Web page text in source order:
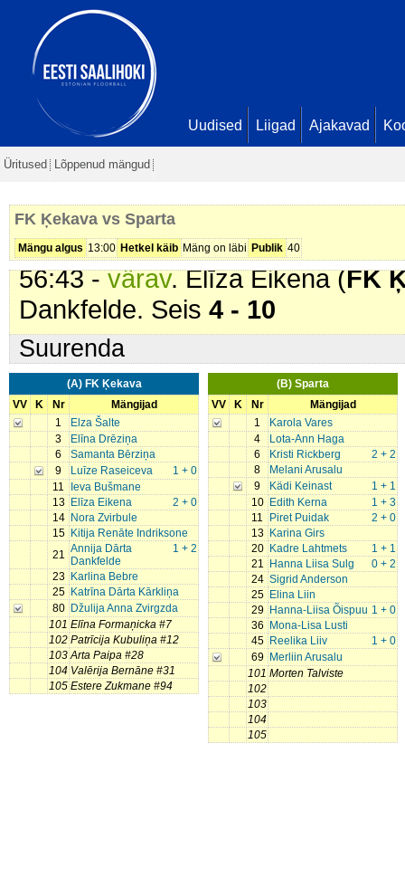
Uudised Liigad Ajakavad
Üritused Lõppenud mängud
FK Ķekava vs Sparta
Mängu algus 13:00 Hetkel käib Mäng on läbi Publik 40
21:03 -
värav
22:16 -omavärav
25:22 -värav
27:20 - värav . Luīze Raseiceva (
Dankfelde. Seis2 - 8
52:52 -värav. Piret Puidak (
55:02 -värav. Piret Puidak (
56:43 -värav. Elīza Eikena (FK
Dankfelde. Seis 4 - 10
Suurenda
(A) FK Ķekava
VV
K Nr
Mängijad
1
Elza Šalte
3
Elīna Drēziņa
6
Samanta Bērziņa
9
1 + 0
Luīze Raseiceva
11
Ieva Bušmane
13
2 + 0
Elīza Eikena
14
Nora Zvirbule
15
Kitija Renāte Indriksone
21
1 + 2
Annija Dārta
Dankfelde
23
Karlina Bebre
25
Katrīna Dārta Kārkliņa
80
Džulija Anna Zvirgzda
101 Elīna Formaņicka #7
102 Patrīcija Kubuliņa #12
103 Arta Paipa #28
104 Valērija Bernāne #31
105 Estere Zukmane #94
(B) Sparta
VV
K Nr
Mängijad
1
Karola Vares
4
Lota-Ann Haga
6
2 + 2
Kristi Rickberg
8
Melani Arusalu
9
1 + 1
Kädi Keinast
10
1 + 3
Edith Kerna
11
2 + 0
Piret Puidak
13
Karina Girs
20
1 + 1
Kadre Lahtmets
21
0 + 2
Hanna Liisa Sulg
24 Sigrid Anderson
25
Elina Liin
29
1 + 0
Hanna-Liisa Õispuu
36
Mona-Lisa Lusti
45
1 + 0
Reelika Liiv
69
Merliin Arusalu
101 Morten Talviste
102
103
104
105